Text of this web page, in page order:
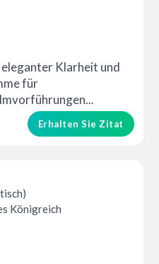
Klarheit und
für
Erhalten Sie Zitat
Königreich